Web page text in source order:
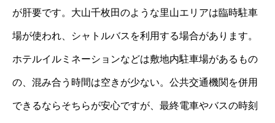
が肝要です。大山千枚田のような里山エリアは臨時駐車
場が使われ、シャトルバスを利用する場合があります。
ホテルイルミネーションなどは敷地内駐車場があるもの
の、混み合う時間は空きが少ない。公共交通機関を併用
できるならそちらが安心ですが、最終電車やバスの時刻